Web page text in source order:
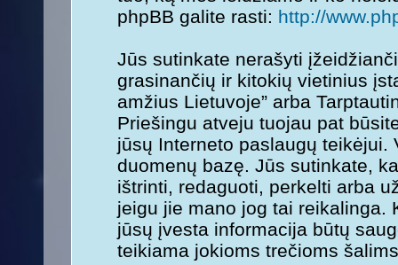
phpBB galite rasti: http://
Jūs sutinkate nerašyti
grasinančių ir kitokių vietinius
amžius Lietuvoje” arba
Priešingu atveju tuojau pat
jūsų Interneto paslaugų
duomenų bazę. Jūs sutinkate,
ištrinti, redaguoti, perkelti arba
jeigu jie mano jog tai reikalinga.
jūsų įvesta informacija būtų
teikiama jokioms trečioms